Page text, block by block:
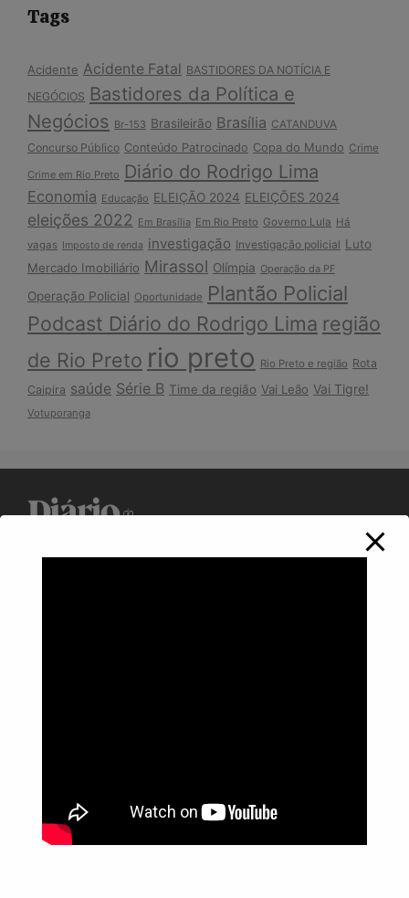
Tags
Acidente Acidente Fatal BASTIDORES DA NOTÍCIA E
NEGÓCIOS Bastidores da Política e
Negócios Br-153 Brasileirão Brasília CATANDUVA
Concurso Público Conteúdo Patrocinado Copa do Mundo Crime
Crime em Rio Preto Diário do Rodrigo Lima
Economia Educação ELEIÇÃO 2024 ELEIÇÕES 2024
eleições 2022 Em Brasília Em Rio Preto Governo Lula Há
vagas Imposto de renda investigação Investigação policial Luto
Mercado Imobiliário Mirassol Olímpia Operação da PF
Operação Policial Oportunidade Plantão Policial
Podcast Diário do Rodrigo Lima região
de Rio Preto rio preto Rio Preto e região Rota
Caipira saúde Série B Time da região Vai Leão Vai Tigre!
Votuporanga
WhatsApp: (17) 99268-0565